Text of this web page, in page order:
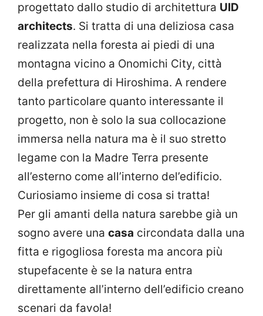
progettato dallo studio di architettura UID
architects. Si tratta di una deliziosa casa
realizzata nella foresta ai piedi di una
montagna vicino a Onomichi City, città
della prefettura di Hiroshima. A rendere
tanto particolare quanto interessante il
progetto, non è solo la sua collocazione
immersa nella natura ma è il suo stretto
legame con la Madre Terra presente
all’esterno come all’interno del’edificio.
Curiosiamo insieme di cosa si tratta!
Per gli amanti della natura sarebbe già un
sogno avere una casa circondata dalla una
fitta e rigogliosa foresta ma ancora più
stupefacente è se la natura entra
direttamente all’interno dell’edificio creano
scenari da favola!